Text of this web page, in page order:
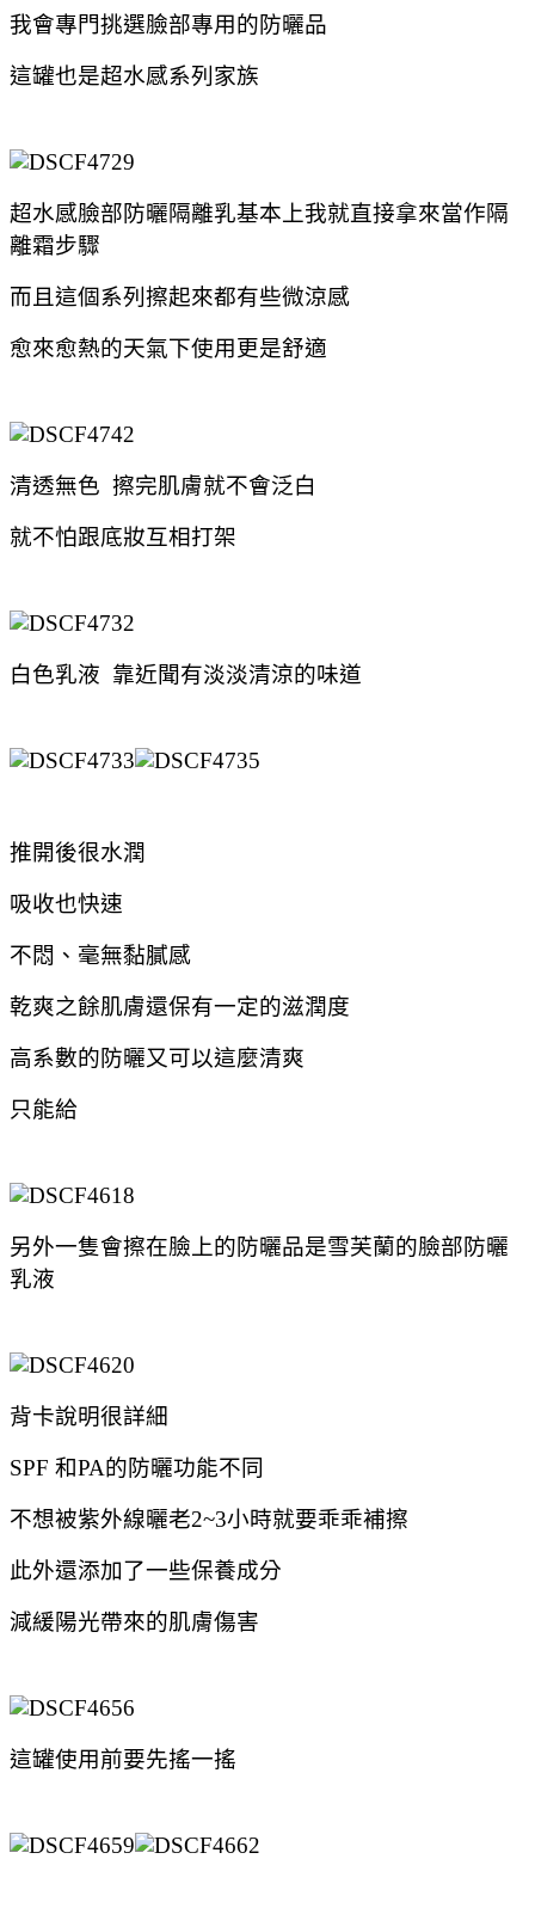
我會專門挑選臉部專用的防曬品
這罐也是超水感系列家族
超水感臉部防曬隔離乳基本上我就直接拿來當作隔
離霜步驟
而且這個系列擦起來都有些微涼感
愈來愈熱的天氣下使用更是舒適
清透無色 擦完肌膚就不會泛白
就不怕跟底妝互相打架
白色乳液 靠近聞有淡淡清涼的味道
推開後很水潤
吸收也快速
不悶、毫無黏膩感
乾爽之餘肌膚還保有一定的滋潤度
高系數的防曬又可以這麼清爽
只能給
另外一隻會擦在臉上的防曬品是雪芙蘭的臉部防曬
乳液
背卡說明很詳細
SPF 和PA的防曬功能不同
不想被紫外線曬老2~3小時就要乖乖補擦
此外還添加了一些保養成分
減緩陽光帶來的肌膚傷害
這罐使用前要先搖一搖